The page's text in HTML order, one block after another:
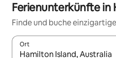
Ferienunterkünfte in
Finde und buche
Ort
Wenn Ergebnisse verfügbar